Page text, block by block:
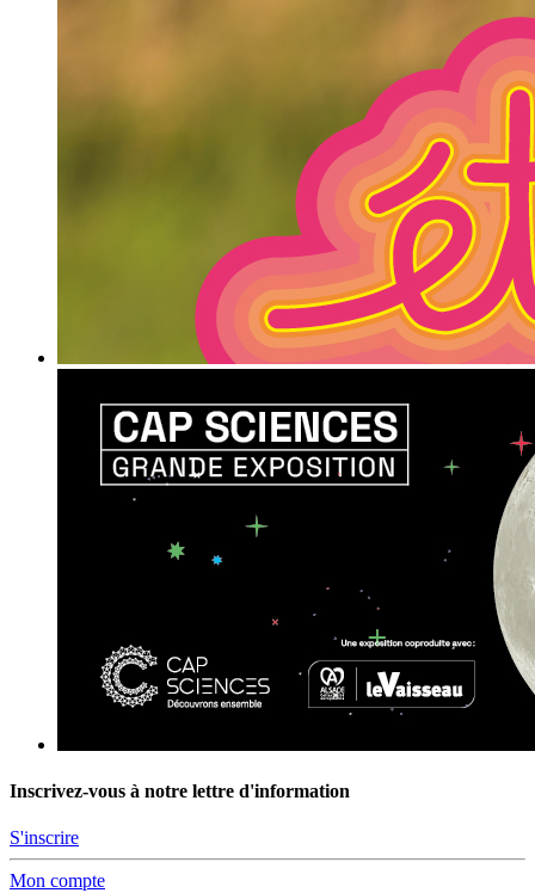
Inscrivez-vous à notre lettre d'information
S'inscrire
Mon compte